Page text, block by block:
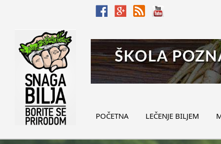
POČETNA LEČENJE BILJEM